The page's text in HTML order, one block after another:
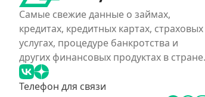
Самые свежие данные о займах,
кредитах, кредитных картах, страховых
услугах, процедуре банкротства и
других финансовых продуктах в стране.
Телефон для связи